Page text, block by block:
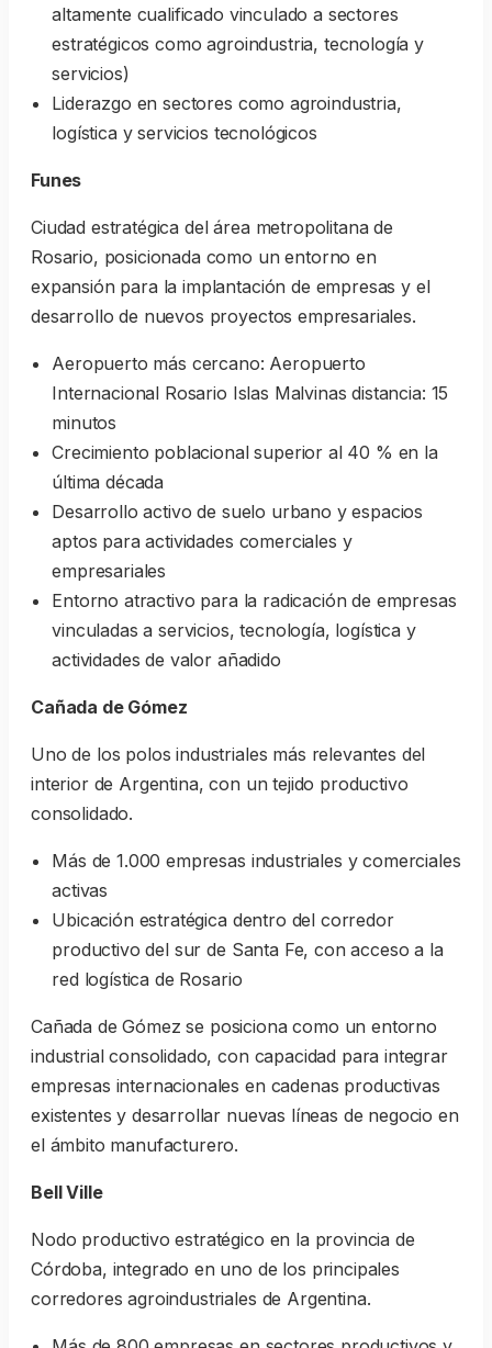
altamente cualificado vinculado a sectores
estratégicos como agroindustria, tecnología y
servicios)
Liderazgo en sectores como agroindustria,
logística y servicios tecnológicos
Funes
Ciudad estratégica del área metropolitana de
Rosario, posicionada como un entorno en
expansión para la implantación de empresas y el
desarrollo de nuevos proyectos empresariales.
Aeropuerto más cercano: Aeropuerto
Internacional Rosario Islas Malvinas distancia: 15
minutos
Crecimiento poblacional superior al 40 % en la
última década
Desarrollo activo de suelo urbano y espacios
aptos para actividades comerciales y
empresariales
Entorno atractivo para la radicación de empresas
vinculadas a servicios, tecnología, logística y
actividades de valor añadido
Cañada de Gómez
Uno de los polos industriales más relevantes del
interior de Argentina, con un tejido productivo
consolidado.
Más de 1.000 empresas industriales y comerciales
activas
Ubicación estratégica dentro del corredor
productivo del sur de Santa Fe, con acceso a la
red logística de Rosario
Cañada de Gómez se posiciona como un entorno
industrial consolidado, con capacidad para integrar
empresas internacionales en cadenas productivas
existentes y desarrollar nuevas líneas de negocio en
el ámbito manufacturero.
Bell Ville
Nodo productivo estratégico en la provincia de
Córdoba, integrado en uno de los principales
corredores agroindustriales de Argentina.